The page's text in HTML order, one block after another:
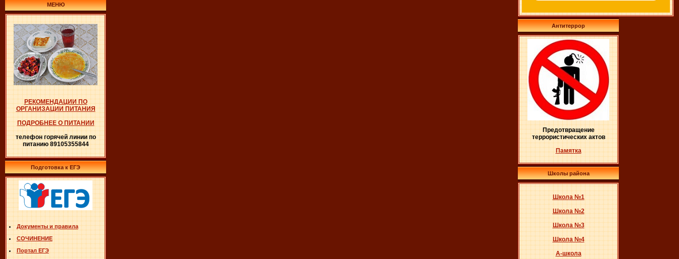
МЕНЮ
РЕКОМЕНДАЦИИ ПО
ОРГАНИЗАЦИИ ПИТАНИЯ
ПОДРОБНЕЕ О ПИТАНИИ
телефон горячей линии по
питанию 89105355844
Подготовка к ЕГЭ
Документы и правила
СОЧИНЕНИЕ
Портал ЕГЭ
Антитеррор
Предотвращение
террористических актов
Памятка
Школы района
Школа №1
Школа №2
Школа №3
Школа №4
А-школа